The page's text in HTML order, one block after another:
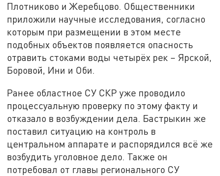
Плотниково и Жеребцово. Общественники
приложили научные исследования, согласно
которым при размещении в этом месте
подобных объектов появляется опасность
отравить стоками воды четырёх рек – Ярской,
Боровой, Ини и Оби.
Ранее областное СУ СКР уже проводило
процессуальную проверку по этому факту и
отказало в возбуждении дела. Бастрыкин же
поставил ситуацию на контроль в
центральном аппарате и распорядился всё же
возбудить уголовное дело. Также он
потребовал от главы регионального СУ